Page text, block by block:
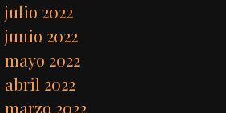
julio 2022
junio 2022
mayo 2022
abril 2022
marzo 2022